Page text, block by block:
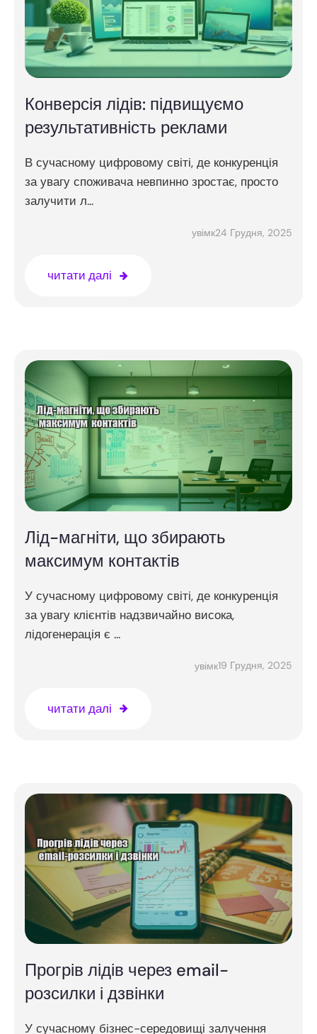
Конверсія лідів: підвищуємо
результативність реклами
В сучасному цифровому світі, де конкуренція
за увагу споживача невпинно зростає, просто
залучити л...
увімк24 Грудня, 2025
читати далі
Лід-магніти, що збирають
максимум контактів
У сучасному цифровому світі, де конкуренція
за увагу клієнтів надзвичайно висока,
лідогенерація є ...
увімк19 Грудня, 2025
читати далі
Прогрів лідів через email-
розсилки і дзвінки
У сучасному бізнес-середовищі залучення